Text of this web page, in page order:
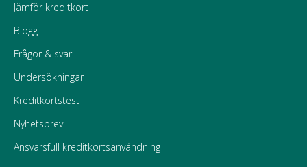
Jämför kreditkort
Blogg
Frågor & svar
Undersökningar
Kreditkortstest
Nyhetsbrev
Ansvarsfull kreditkortsanvändning